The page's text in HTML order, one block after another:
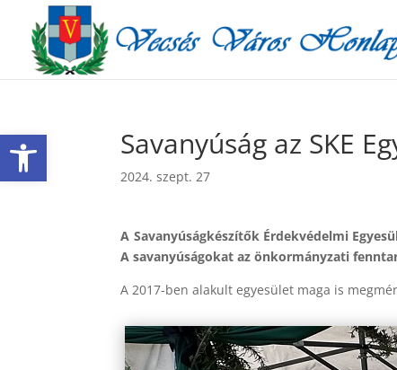
Eszköztár megnyitásaSavanyúság az SKE
2024. szept. 27
A Savanyúságkészítők Érdekvédelmi
A savanyúságokat az önkormányzati
A 2017-ben alakult egyesület maga is